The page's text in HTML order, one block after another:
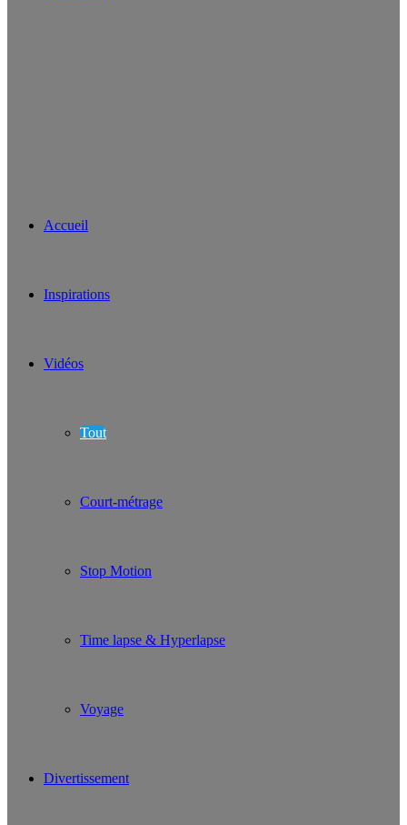
Accueil
Inspirations
Vidéos
Tout
Court-métrage
Stop Motion
Time lapse & Hyperlapse
Voyage
Divertissement